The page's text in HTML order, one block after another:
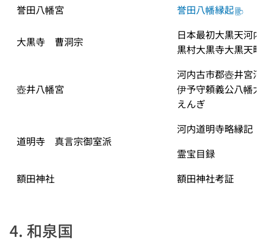
誉田八幡宮
誉田八幡縁起
大黒寺　曹洞宗
日本最初大黒天河
黒村大黒寺大黒天略
壺井八幡宮
河内古市郡壺井宮河
伊予守頼義公八幡太
えんぎ
道明寺　真言宗御室派
河内道明寺略縁記
霊宝目録
額田神社
額田神社考証
4. 和泉国